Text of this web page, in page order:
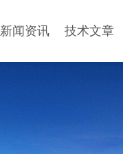
新闻资讯 技术文章